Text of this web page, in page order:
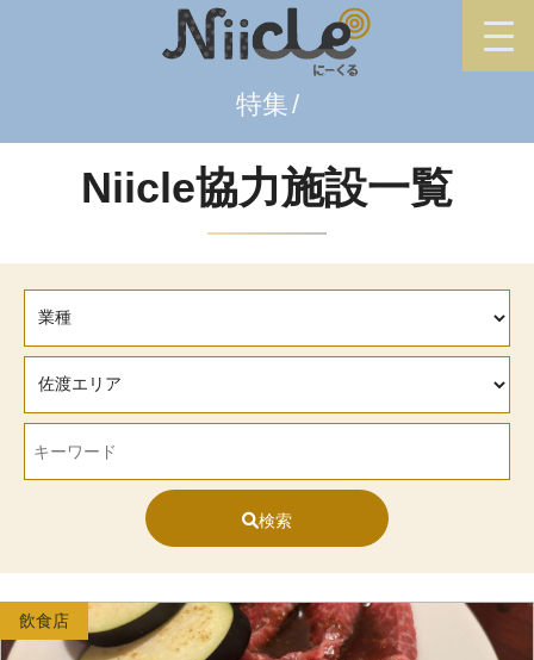
特集
Niicle協力施設一覧
検索
飲食店